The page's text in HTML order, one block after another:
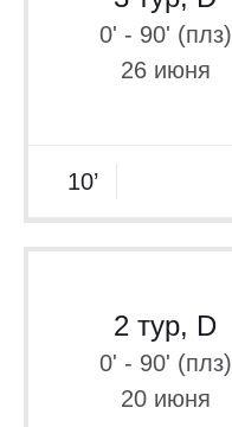
0' - 90' (плз)
26 июня
10’
2 тур, D
0' - 90' (плз)
20 июня